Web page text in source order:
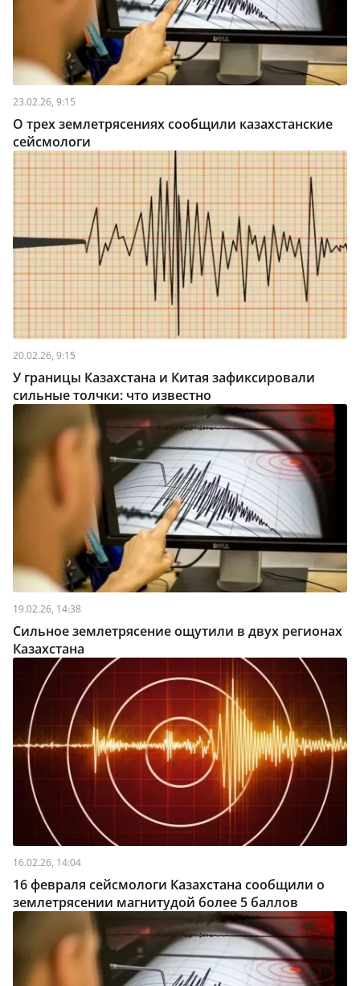
23.02.26, 9:15
О трех землетрясениях сообщили казахстанские
сейсмологи
20.02.26, 9:15
У границы Казахстана и Китая зафиксировали
сильные толчки: что известно
19.02.26, 14:38
Сильное землетрясение ощутили в двух регионах
Казахстана
16.02.26, 14:04
16 февраля сейсмологи Казахстана сообщили о
землетрясении магнитудой более 5 баллов